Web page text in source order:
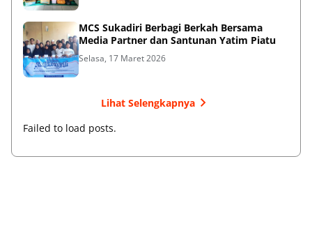
MCS Sukadiri Berbagi Berkah Bersama
Media Partner dan Santunan Yatim Piatu
Selasa, 17 Maret 2026
Lihat Selengkapnya
Failed to load posts.